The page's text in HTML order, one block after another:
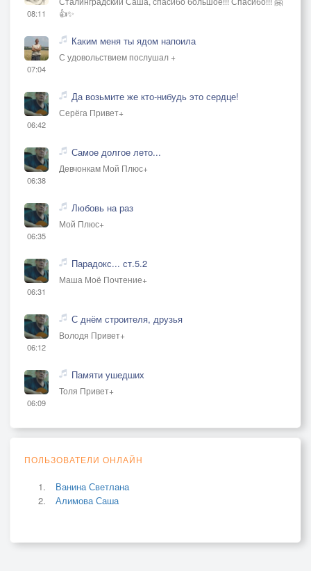
08:11
👍✨
07:04
Каким меня ты ядом напоила
С удовольствием послушал +
06:42
Да возьмите же кто-нибудь это сердце!
Серёга Привет+
06:38
Самое долгое лето...
Девчонкам Мой Плюс+
06:35
Любовь на раз
Мой Плюс+
06:31
Парадокс... ст.5.2
Маша Моё Почтение+
06:12
С днём строителя, друзья
Володя Привет+
06:09
Памяти ушедших
Толя Привет+
ПОЛЬЗОВАТЕЛИ ОНЛАЙН
Ванина Светлана
Алимова Саша